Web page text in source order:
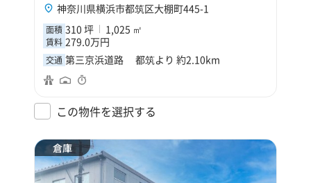
神奈川県横浜市都筑区大棚町445-1
面積 310 坪 1,025 ㎡
賃料 279.0万円
交通 第三京浜道路 都筑より 約2.10km
この物件を選択する
倉庫